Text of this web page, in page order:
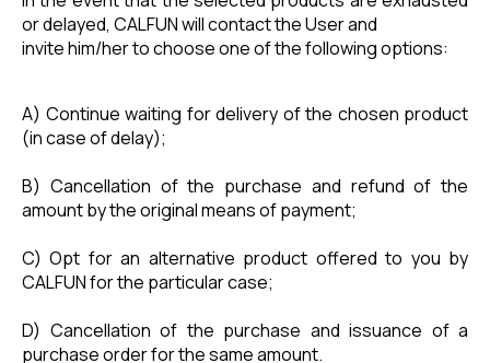
or delayed, CALFUN will contact the User and
invite him/her to choose one of the following options:
A) Continue waiting for delivery of the chosen product
(in case of delay);
B) Cancellation of the purchase and refund of the
amount by the original means of payment;
C) Opt for an alternative product offered to you by
CALFUN for the particular case;
D) Cancellation of the purchase and issuance of a
purchase order for the same amount.